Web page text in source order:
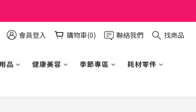
會員登入 購物車(0) 聯絡我們 找商品
品 健康美容 季節專區
耗材零件